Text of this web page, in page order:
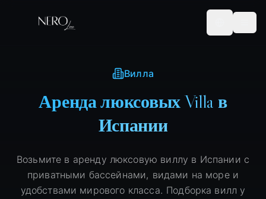
Вилла
Аренда люксовых Villa в
Испании
Возьмите в аренду люксовую виллу в Испании с
приватными бассейнами, видами на море и
удобствами мирового класса. Подборка вилл у